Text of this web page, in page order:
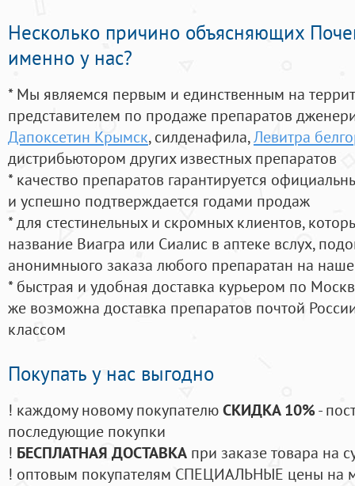
Несколько причино объясняющих
именно у нас?
* Мы являемся первым и единственным на
представителем по продаже препаратов
Дапоксетин Крымск, силденафила,Левитра
дистрибьютором других известных препаратов
* качество препаратов гарантируется
и успешно подтверждается годами продаж
* для стестинельных и скромных клиентов,
название Виагра или Сиалис в аптеке вслух,
анонимныого заказа любого препаратан на
* быстрая и удобная доставка курьером по
же возможна доставка препаратов почтой
классом
Покупать у нас выгодно
! каждому новому покупателюСКИДКА 10%-
последующие покупки
! БЕСПЛАТНАЯ ДОСТАВКА при заказе товара на
! оптовым покупателям СПЕЦИАЛЬНЫЕ цены на